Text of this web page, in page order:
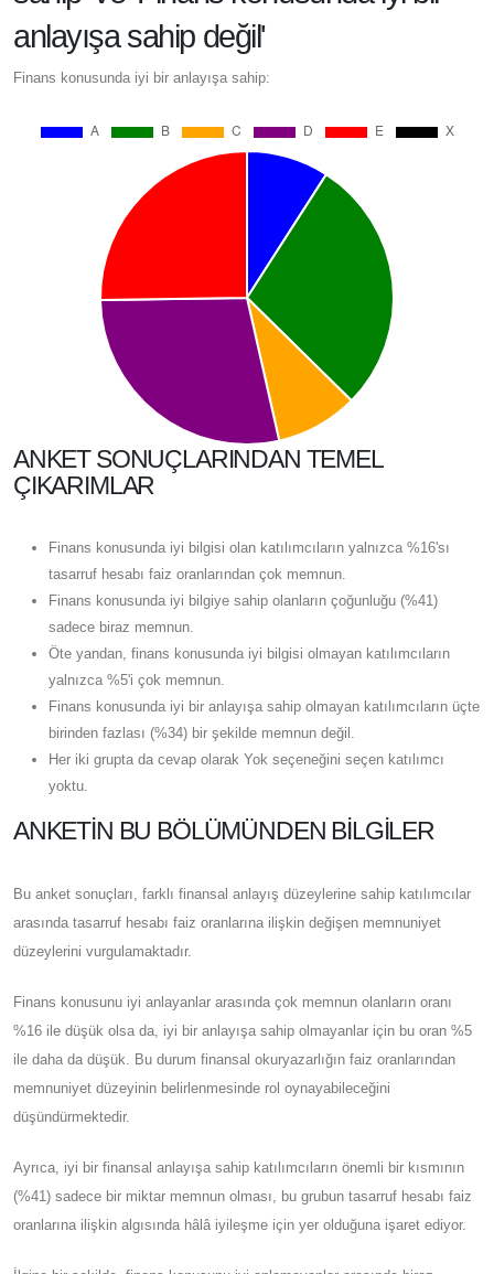
anlayışa sahip değil'
Finans konusunda iyi bir anlayışa sahip:
ANKET SONUÇLARINDAN TEMEL
ÇIKARIMLAR
Finans konusunda iyi bilgisi olan katılımcıların yalnızca %16'sı
tasarruf hesabı faiz oranlarından çok memnun.
Finans konusunda iyi bilgiye sahip olanların çoğunluğu (%41)
sadece biraz memnun.
Öte yandan, finans konusunda iyi bilgisi olmayan katılımcıların
yalnızca %5'i çok memnun.
Finans konusunda iyi bir anlayışa sahip olmayan katılımcıların üçte
birinden fazlası (%34) bir şekilde memnun değil.
Her iki grupta da cevap olarak Yok seçeneğini seçen katılımcı
yoktu.
ANKETIN BU BÖLÜMÜNDEN BILGILER
Bu anket sonuçları, farklı finansal anlayış düzeylerine sahip katılımcılar
arasında tasarruf hesabı faiz oranlarına ilişkin değişen memnuniyet
düzeylerini vurgulamaktadır.
Finans konusunu iyi anlayanlar arasında çok memnun olanların oranı
%16 ile düşük olsa da, iyi bir anlayışa sahip olmayanlar için bu oran %5
ile daha da düşük. Bu durum finansal okuryazarlığın faiz oranlarından
memnuniyet düzeyinin belirlenmesinde rol oynayabileceğini
düşündürmektedir.
Ayrıca, iyi bir finansal anlayışa sahip katılımcıların önemli bir kısmının
(%41) sadece bir miktar memnun olması, bu grubun tasarruf hesabı faiz
oranlarına ilişkin algısında hâlâ iyileşme için yer olduğuna işaret ediyor.